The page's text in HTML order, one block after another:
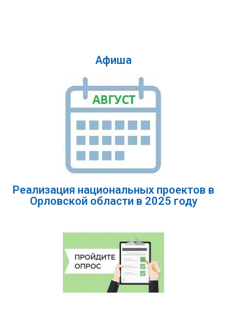
Афиша
Реализация национальных проектов в
Орловской области в 2025 году